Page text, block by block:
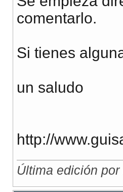
comentarlo.
Si tienes
un saludo
http://
Última edición